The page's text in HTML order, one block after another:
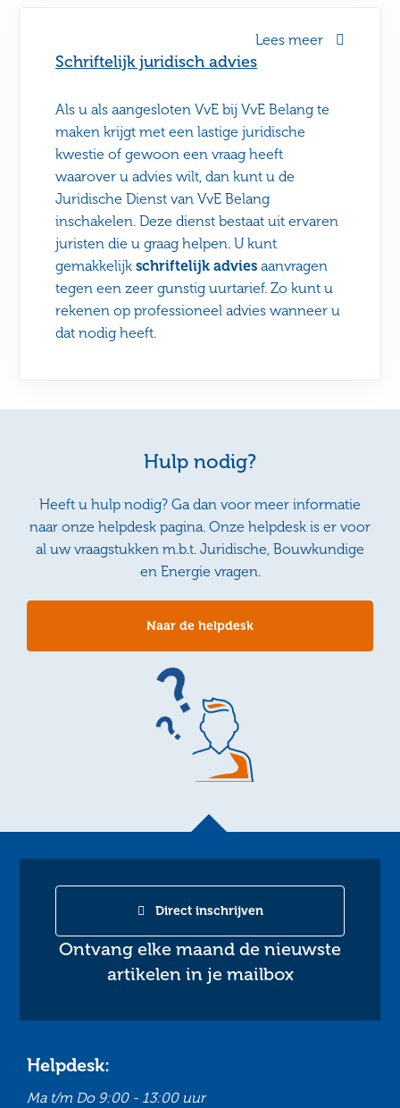
Schriftelijk juridisch advies
Als u als aangesloten VvE bij VvE Belang te
maken krijgt met een lastige juridische
kwestie of gewoon een vraag heeft
waarover u advies wilt, dan kunt u de
Juridische Dienst van VvE Belang
inschakelen. Deze dienst bestaat uit ervaren
juristen die u graag helpen. U kunt
gemakkelijkschriftelijk advies aanvragen
tegen een zeer gunstig uurtarief. Zo kunt u
rekenen op professioneel advies wanneer u
dat nodig heeft.
Lees meer
Hulp nodig?
Heeft u hulp nodig? Ga dan voor meer informatie
naar onze helpdesk pagina. Onze helpdesk is er voor
al uw vraagstukken m.b.t. Juridische, Bouwkundige
en Energie vragen.
Naar de helpdesk
Ontvang elke maand de nieuwste
artikelen in je mailbox
Direct inschrijven
Helpdesk:
Ma t/m Do 9:00 - 13:00 uur